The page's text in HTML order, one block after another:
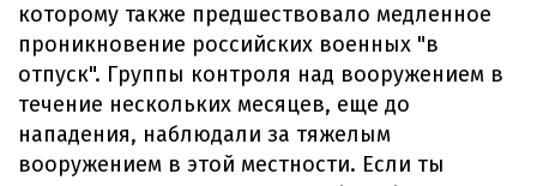
которому также предшествовало медленное
проникновение российских военных "в
отпуск". Группы контроля над вооружением в
течение нескольких месяцев, еще до
нападения, наблюдали за тяжелым
вооружением в этой местности. Если ты